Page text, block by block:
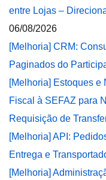
entre Lojas –
06/08/2026
[Melhoria] CRM:
Paginados do
[Melhoria] Estoques e
Fiscal à SEFAZ para
Requisição de
[Melhoria] API:
Entrega e
[Melhoria]